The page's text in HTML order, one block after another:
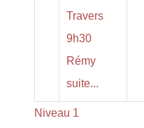
Travers
9h30
Rémy
suite...
Niveau 1